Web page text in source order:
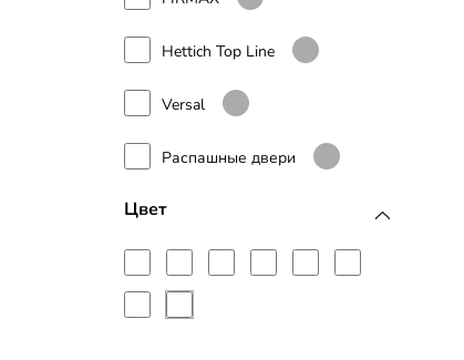
Hettich Top Line
Versal
Распашные двери
Цвет